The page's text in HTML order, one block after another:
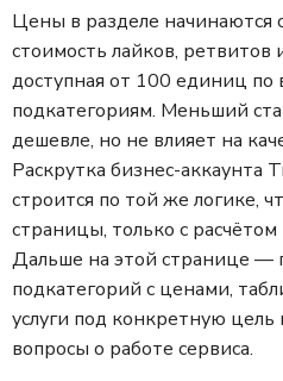
Цены в разделе начинаются
стоимость лайков, ретвитов
доступная от 100 единиц по
подкатегориям. Меньший
дешевле, но не влияет на
Раскрутка бизнес-аккаунта
строится по той же логике,
страницы, только с
Дальше на этой странице —
подкатегорий с ценами,
услуги под конкретную
вопросы о работе сервиса.